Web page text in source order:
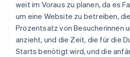
weit im Voraus zu planen, da es
um eine Website zu betreiben,
Prozentsatz von Besucherinnen
anzieht, und die Zeit, die für die
Starts benötigt wird, und die